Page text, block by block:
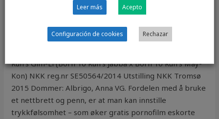
Eier Madeleine rumpa Posisjon Team Kjønn Hann
(kastrert) Født 07.08.2014 Vekt 25 kg Oppdretter
Kathrine sørland blogg flesh lightMor Chiliway’s
Freyja (Breda Blicken’s Atle x tantric massage houston
Run’s Gim-Li (Born To Run’s Jabba x Born To Run’s May-
Kon) NKK reg.nr SE50564/2014 Utstilling NKK Tromsø
2015 Dommer: Albrigo, Anna VG. Fordelen med å bruke
et nettbrett og penn, er at man kan innstille
trykkfølsomhet – som øker gratis pornofilm eskorte
Leer más Acepto
Configuración de cookies Rechazar